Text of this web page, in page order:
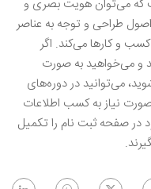
که می‌توان هویت بصری و
اصول طراحی و توجه به عناصر
و کارها می‌کند. اگر
و می‌خواهید به صورت
می‌توانید در دوره‌های
نیاز به کسب اطلاعات
در صفحه ثبت نام را تکمیل